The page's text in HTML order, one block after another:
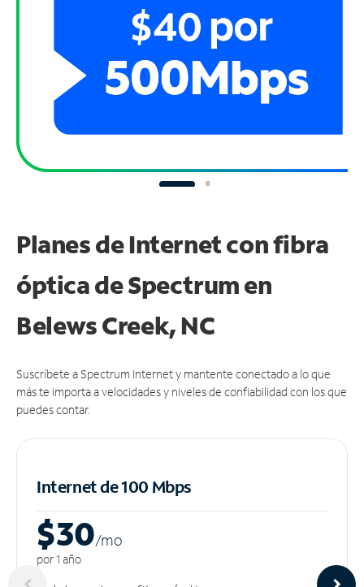
Planes de Internet con fibra
óptica de Spectrum en
Belews Creek, NC
Suscríbete a Spectrum Internet y mantente conectado a lo que
más te importa a velocidades y niveles de confiabilidad con los que
puedes contar.
Internet de 100 Mbps
$30/mo
por 1 año